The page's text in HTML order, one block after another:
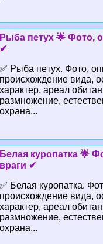
Рыба пeтyx 🌟 Фото,
✔
✅ Рыба пeтyx. Фото,
происхождение вида,
хаpaктер, ареал
размножение,
охрана...
Белая куропатка 🌟
враги ✔
✅ Белая куропатка.
происхождение вида,
хаpaктер, ареал
размножение,
охрана...